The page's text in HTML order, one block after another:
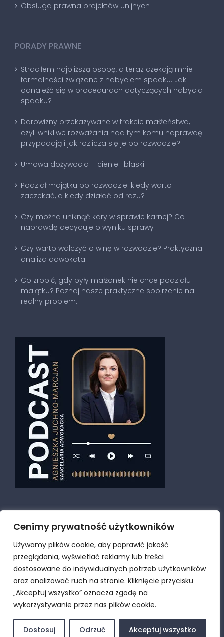
Cenimy prywatność użytkowników
Używamy plików cookie, aby poprawić jakość
przeglądania, wyświetlać reklamy lub treści
dostosowane do indywidualnych potrzeb użytkowników
oraz analizować ruch na stronie. Kliknięcie przycisku
„Akceptuj wszystko” oznacza zgodę na
wykorzystywanie przez nas plików cookie.
Dostosuj Odrzuć Akceptuj wszystko
Obsługa prawna projektów unijnych
PORADY PRAWNE
Straciłem najbliższą osobę, a teraz czekają mnie
formalności związane z nabyciem spadku. Jak
odnaleźć się w procedurach dotyczących nabycia
spadku?
Darowizny przekazywane w trakcie małżeństwa,
czyli wnikliwe rozważania nad tym komu naprawdę
przypadają i jak rozlicza się je po rozwodzie?
Umowa dożywocia – cienie i blaski
Podział majątku po rozwodzie: kiedy warto
zaczekać, a kiedy działać od razu?
Czy można uniknąć kary w sprawie karnej? Co
naprawdę decyduje o wyniku sprawy
Czy warto walczyć o winę w rozwodzie? Praktyczna
analiza adwokata
Co zrobić, gdy były małżonek nie chce podziału
majątku? Poznaj nasze praktyczne spojrzenie na
realny problem.
© Copyright2026 | Kancelaria adwokacka Szczecin |
Adwokat Szczecin Agnieszka Juchno-Marcjan |
prywatności i plików Cookies